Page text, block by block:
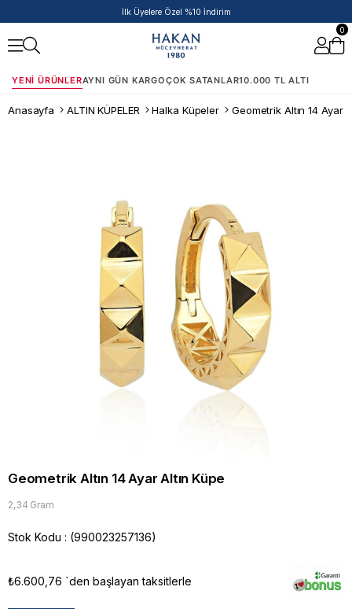
50.000 TL ve Üzeri Siparişlere Ek %5 İndirim Fırsatı!
0
YENI ÜRÜNLERAYNI GÜN KARGOÇOK SATANLAR10.000 TL ALTI
Anasayfa ALTIN KÜPELER Halka Küpeler Geometrik Altın 14 Ayar
Geometrik Altın 14 Ayar Altın Küpe
2,34 Gram
Stok Kodu (990023257136)
₺6.600,76 `den başlayan taksitlerle